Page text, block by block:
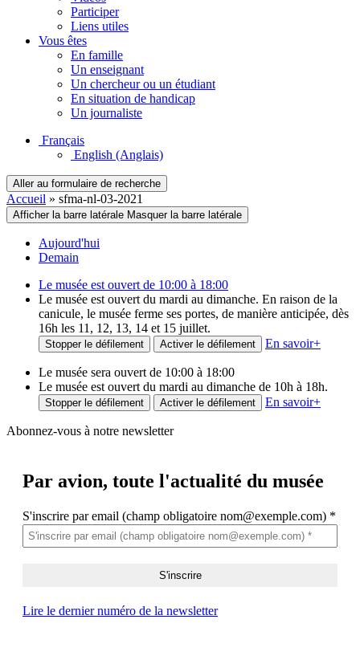
Participer
Liens utiles
Vous êtes
En famille
Un enseignant
Un chercheur ou un étudiant
En situation de handicap
Un journaliste
Français
English (Anglais)
Aller au formulaire de recherche
Accueil » sfma-nl-03-2021
Afficher la barre latérale Masquer la barre latérale
Aujourd'hui
Demain
Le musée est ouvert de 10:00 à 18:00
Le musée est ouvert du mardi au dimanche. En raison de la
canicule, le musée ferme ses portes, de manière anticipée, dès
16h les 11, 12, 13, 14 et 15 juillet.
Stopper le défilement Activer le défilement En savoir+
Le musée sera ouvert de 10:00 à 18:00
Le musée est ouvert du mardi au dimanche de 10h à 18h.
Stopper le défilement Activer le défilement En savoir+
Abonnez-vous à notre newsletter
Par avion, toute l'actualité du musée
S'inscrire par email (champ obligatoire nom@exemple.com) *
Lire le dernier numéro de la newsletter